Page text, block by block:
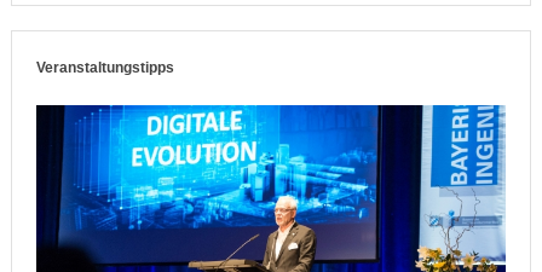
Veranstaltungstipps